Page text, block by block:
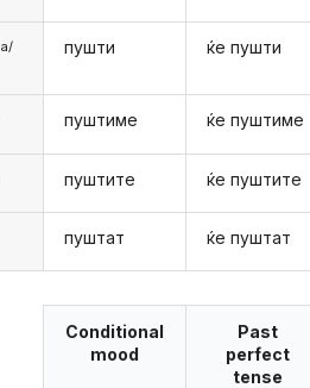
пушти
пуштиме
пуштите
пуштат
ќе пушти
ќе пуштиме
ќе пуштите
ќе пуштат
Conditional
mood
Past
perfect
tense